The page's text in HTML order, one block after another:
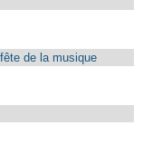
de la musique